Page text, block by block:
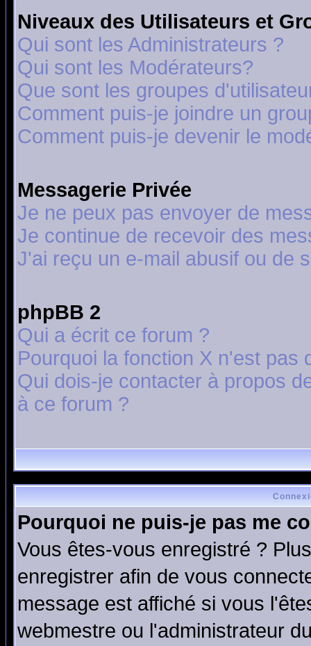
Niveaux des Utilisateurs et
Qui sont les Administrateurs ?
Qui sont les Modérateurs?
Que sont les groupes
Comment puis-je joindre un
Comment puis-je devenir le
Messagerie Privée
Je ne peux pas envoyer de
Je continue de recevoir des
J'ai reçu un e-mail abusif ou de
phpBB 2
Qui a écrit ce forum ?
Pourquoi la fonction X n'est pas
Qui dois-je contacter à propos
à ce forum ?
Pourquoi ne puis-je pas me
Vous êtes-vous enregistré ?
enregistrer afin de vous
message est affiché si vous
webmestre ou l'administrateur